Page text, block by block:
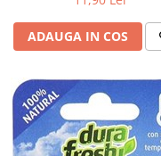
Articole menaj BACTERIA
Articole menaj ECO
Eco logical
Produse lichide
Detergenti BIO
ADAUGA IN COS